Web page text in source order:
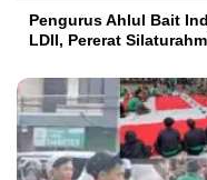
Pengurus Ahlul Bait
LDII, Pererat